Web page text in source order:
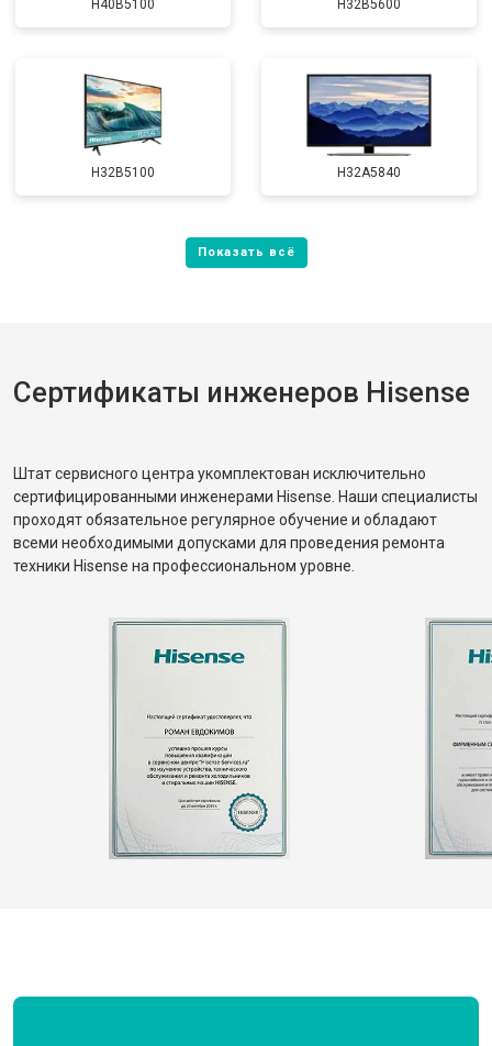
H40B5100 H32B5600
H32B5100 H32A5840
Сертификаты инженеров Hisense
Штат сервисного центра укомплектован исключительно
сертифицированными инженерами Hisense. Наши специалисты
проходят обязательное регулярное обучение и обладают
всеми необходимыми допусками для проведения ремонта
техники Hisense на профессиональном уровне.